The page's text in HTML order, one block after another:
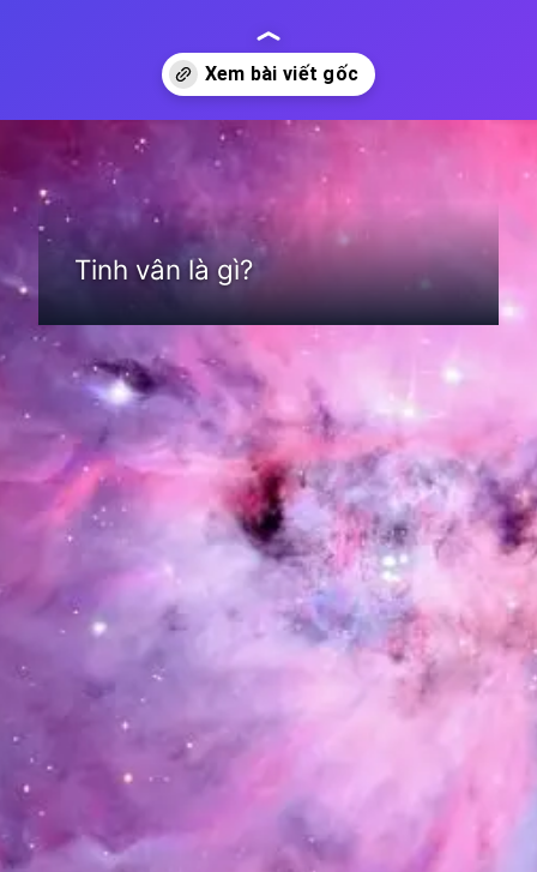
Đang mở
Tinh vân là gì?